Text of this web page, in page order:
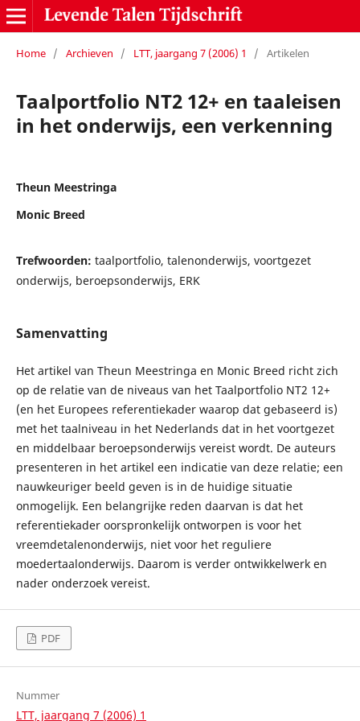
Home / Archieven / LTT, jaargang 7 (2006) 1 / Artikelen
Taalportfolio NT2 12+ en taaleisen
in het onderwijs, een verkenning
Theun Meestringa
Monic Breed
Trefwoorden: taalportfolio, talenonderwijs, voortgezet
onderwijs, beroepsonderwijs, ERK
Samenvatting
Het artikel van Theun Meestringa en Monic Breed richt zich
op de relatie van de niveaus van het Taalportfolio NT2 12+
(en het Europees referentiekader waarop dat gebaseerd is)
met het taalniveau in het Nederlands dat in het voortgezet
en middelbaar beroepsonderwijs vereist wordt. De auteurs
presenteren in het artikel een indicatie van deze relatie; een
nauwkeuriger beeld geven is in de huidige situatie
onmogelijk. Een belangrijke reden daarvan is dat het
referentiekader oorspronkelijk ontworpen is voor het
vreemdetalenonderwijs, niet voor het reguliere
moedertaalonderwijs. Daarom is verder ontwikkelwerk en
nader onderzoek vereist.
PDF
Nummer
LTT, jaargang 7 (2006) 1